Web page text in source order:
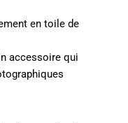
en toile de
accessoire qui